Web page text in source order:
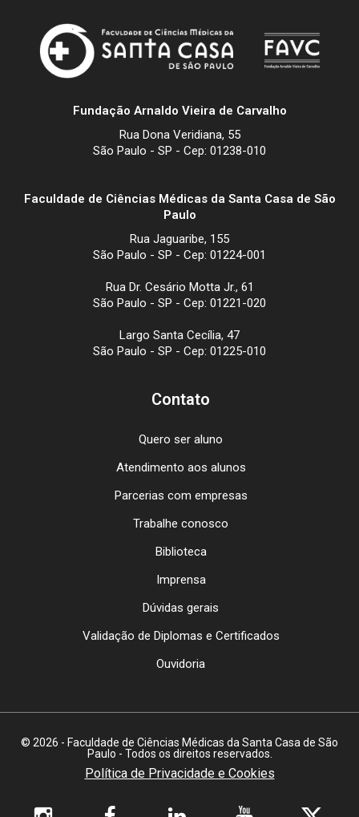
Fundação Arnaldo Vieira de Carvalho
Rua Dona Veridiana, 55
São Paulo - SP - Cep: 01238-010
Faculdade de Ciências Médicas da Santa Casa de São
Paulo
Rua Jaguaribe, 155
São Paulo - SP - Cep: 01224-001
Rua Dr. Cesário Motta Jr., 61
São Paulo - SP - Cep: 01221-020
Largo Santa Cecília, 47
São Paulo - SP - Cep: 01225-010
Contato
Quero ser aluno
Atendimento aos alunos
Parcerias com empresas
Trabalhe conosco
Biblioteca
Imprensa
Dúvidas gerais
Validação de Diplomas e Certificados
Ouvidoria
© 2026 - Faculdade de Ciências Médicas da Santa Casa de São
Paulo - Todos os direitos reservados.
Política de Privacidade e Cookies